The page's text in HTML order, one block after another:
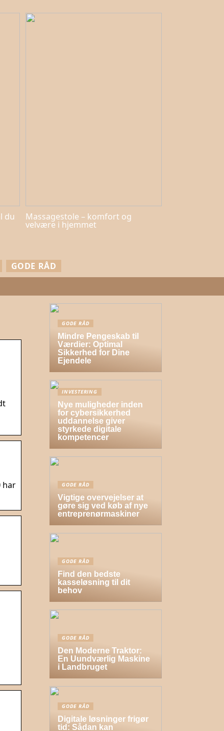
du Massagestole – komfort og
velvære i hjemmet
GODE RÅD
har
GODE RÅD
Mindre Pengeskab til
Værdier: Optimal
Sikkerhed for Dine
Ejendele
INVESTERING
Nye muligheder inden
for cybersikkerhed
uddannelse giver
styrkede digitale
kompetencer
GODE RÅD
Vigtige overvejelser at
gøre sig ved køb af nye
entreprenørmaskiner
GODE RÅD
Find den bedste
kasseløsning til dit
behov
GODE RÅD
Den Moderne Traktor:
En Uundværlig Maskine
i Landbruget
GODE RÅD
Digitale løsninger frigør
tid: Sådan kan